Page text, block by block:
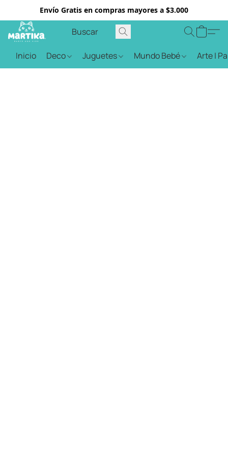
Envío Gratis en compras mayores a $3.000
Inicio Deco Juguetes Mundo Bebé Arte |